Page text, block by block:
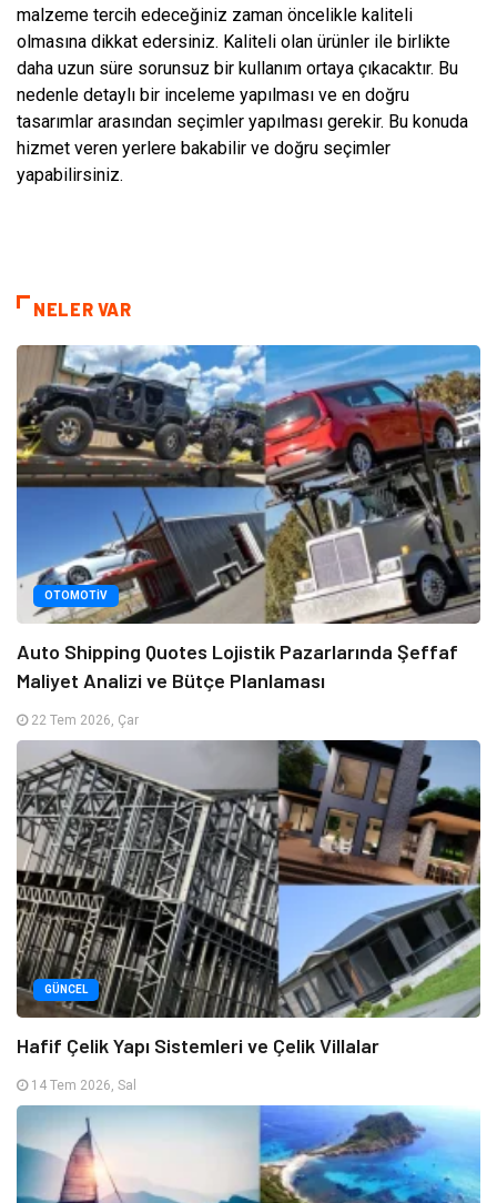
malzeme tercih edeceğiniz zaman öncelikle kaliteli
olmasına dikkat edersiniz. Kaliteli olan ürünler ile birlikte
daha uzun süre sorunsuz bir kullanım ortaya çıkacaktır. Bu
nedenle detaylı bir inceleme yapılması ve en doğru
tasarımlar arasından seçimler yapılması gerekir. Bu konuda
hizmet veren yerlere bakabilir ve doğru seçimler
yapabilirsiniz.
NELER VAR
OTOMOTIV
Auto Shipping Quotes Lojistik Pazarlarında Şeffaf
Maliyet Analizi ve Bütçe Planlaması
22 Tem 2026, Çar
GÜNCEL
Hafif Çelik Yapı Sistemleri ve Çelik Villalar
14 Tem 2026, Sal